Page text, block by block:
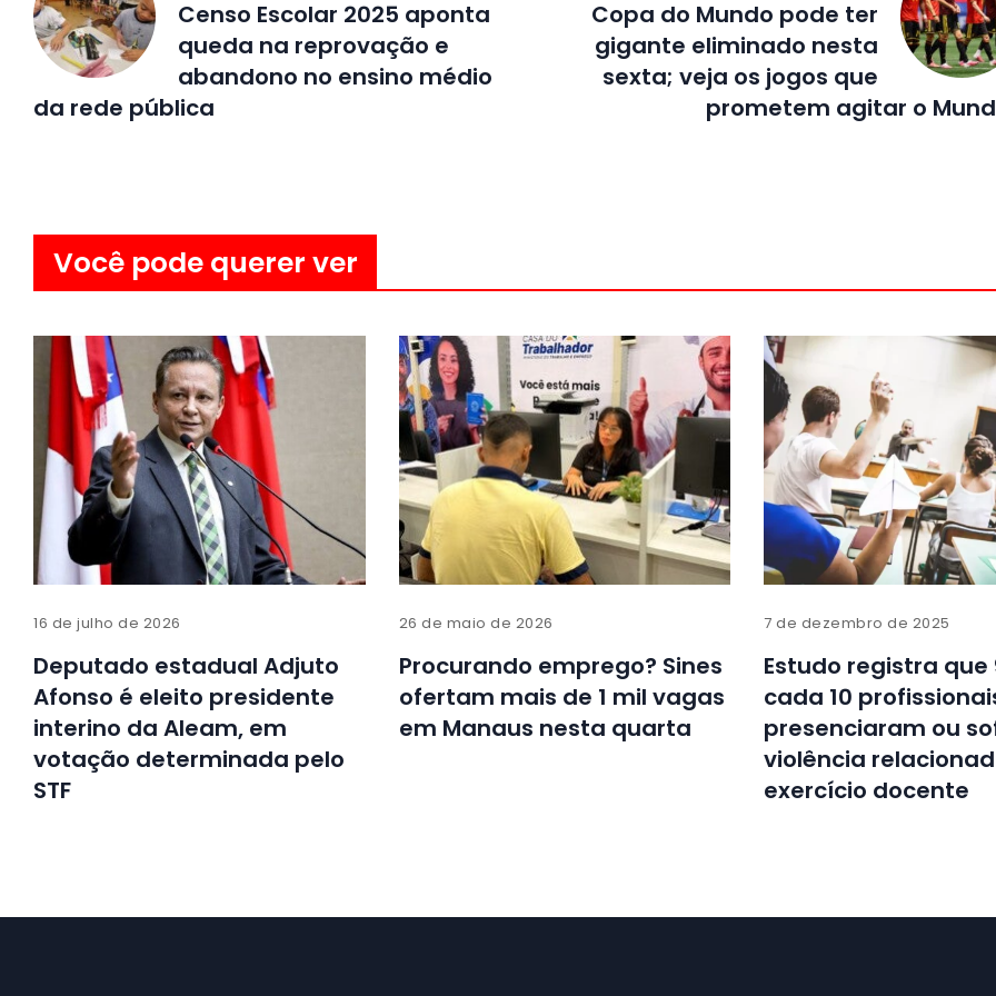
Censo Escolar 2025 aponta
queda na reprovação e
abandono no ensino médio
da rede pública
Copa do Mundo pode ter
gigante eliminado nesta
sexta; veja os jogos que
prometem agitar o
Você pode querer ver
16 de julho de 2026
Deputado estadual Adjuto
Afonso é eleito presidente
interino da Aleam, em
votação determinada pelo
STF
26 de maio de 2026
Procurando emprego? Sines
ofertam mais de 1 mil vagas
em Manaus nesta quarta
7 de dezembro de 2025
Estudo registra que
cada 10
presenciaram ou
violência
exercício docente